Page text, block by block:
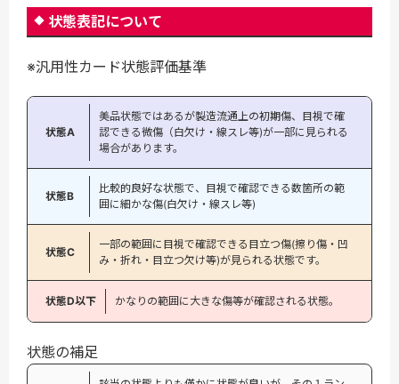
状態表記について
※汎用性カード状態評価基準
状態A
美品状態ではあるが製造流通上の初期傷、目視で確
認できる微傷（白欠け・線スレ等)が一部に見られる
場合があります。
状態B
比較的良好な状態で、目視で確認できる数箇所の範
囲に細かな傷(白欠け・線スレ等)
状態C
一部の範囲に目視で確認できる目立つ傷(擦り傷・凹
み・折れ・目立つ欠け等)が見られる状態です。
状態D以下 かなりの範囲に大きな傷等が確認される状態。
状態の補足